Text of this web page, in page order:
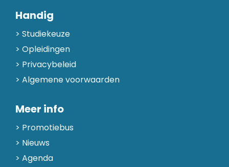
Handig
Studiekeuze
Opleidingen
Privacybeleid
Algemene voorwaarden
Meer info
Promotiebus
Nieuws
Agenda